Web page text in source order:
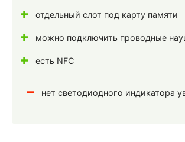
отдельный слот под карту памяти
можно подключить проводные
есть NFC
нет светодиодного индикатора